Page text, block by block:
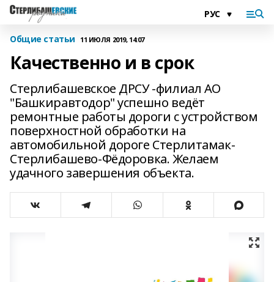
Общие статьи 11 ИЮЛЯ 2019, 14:07
Качественно и в срок
Стерлибашевское ДРСУ -филиал АО
"Башкиравтодор" успешно ведёт
ремонтные работы дороги с устройством
поверхностной обработки на
автомобильной дороге Стерлитамак-
Стерлибашево-Фёдоровка. Желаем
удачного завершения объекта.